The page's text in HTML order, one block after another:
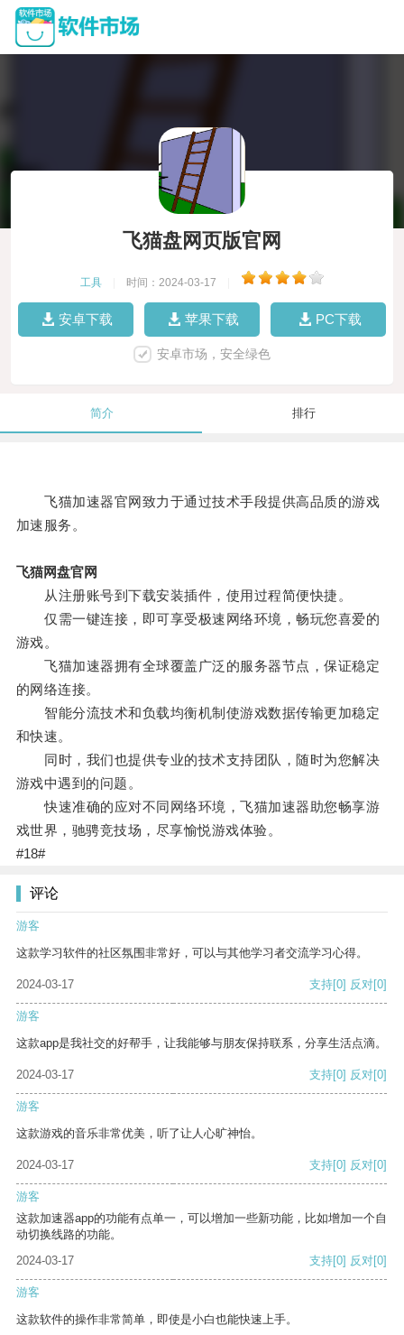
飞猫盘网页版官网
工具 时间：2024-03-17
安卓下载 苹果下载 PC下载
安卓市场，安全绿色
简介 排行
飞猫加速器官网致力于通过技术手段提供高品质的游戏
加速服务。
飞猫网盘官网
从注册账号到下载安装插件，使用过程简便快捷。
仅需一键连接，即可享受极速网络环境，畅玩您喜爱的
游戏。
飞猫加速器拥有全球覆盖广泛的服务器节点，保证稳定
的网络连接。
智能分流技术和负载均衡机制使游戏数据传输更加稳定
和快速。
同时，我们也提供专业的技术支持团队，随时为您解决
游戏中遇到的问题。
快速准确的应对不同网络环境，飞猫加速器助您畅享游
戏世界，驰骋竞技场，尽享愉悦游戏体验。
#18#
评论
游客
这款学习软件的社区氛围非常好，可以与其他学习者交流学习心得。
2024-03-17 支持[0] 反对[0]
游客
这款app是我社交的好帮手，让我能够与朋友保持联系，分享生活点滴。
2024-03-17 支持[0] 反对[0]
游客
这款游戏的音乐非常优美，听了让人心旷神怡。
2024-03-17 支持[0] 反对[0]
游客
这款加速器app的功能有点单一，可以增加一些新功能，比如增加一个自
动切换线路的功能。
2024-03-17
支持[0] 反对[0]
游客
这款软件的操作非常简单，即使是小白也能快速上手。